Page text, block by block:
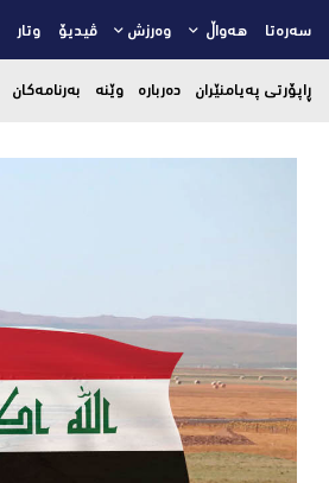
سەرەتا هەواڵ وەرزش ڤیدیۆ وتار
ڕاپۆرتی پەیامنێران دەربارە وێنە بەرنامەکان